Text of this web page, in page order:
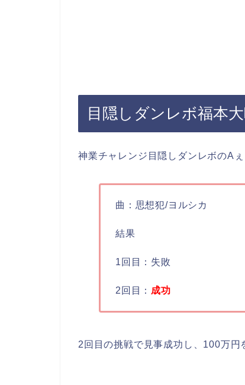
目隠しダンレボ福本
神業チャレンジ目隠しダンレボのA
曲：思想犯/ヨルシカ
結果
1回目：失敗
2回目： 成功
2回目の挑戦で見事成功し、100万円